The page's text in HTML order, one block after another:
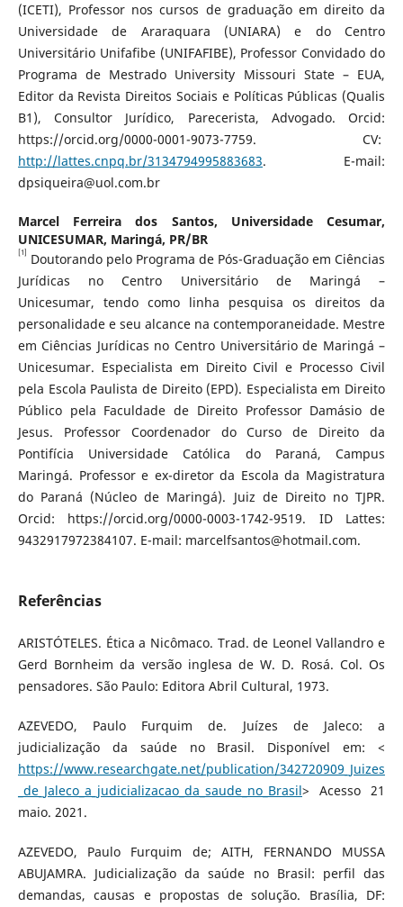
(ICETI), Professor nos cursos de graduação em direito da
Universidade de Araraquara (UNIARA) e do Centro
Universitário Unifafibe (UNIFAFIBE), Professor Convidado do
Programa de Mestrado University Missouri State – EUA,
Editor da Revista Direitos Sociais e Políticas Públicas (Qualis
B1), Consultor Jurídico, Parecerista, Advogado. Orcid:
https://orcid.org/0000-0001-9073-7759. CV:
http://lattes.cnpq.br/3134794995883683. E-mail:
dpsiqueira@uol.com.br
Marcel Ferreira dos Santos, Universidade Cesumar,
UNICESUMAR, Maringá, PR/BR
[1]
Doutorando pelo Programa de Pós-Graduação em Ciências
Jurídicas no Centro Universitário de Maringá –
Unicesumar, tendo como linha pesquisa os direitos da
personalidade e seu alcance na contemporaneidade. Mestre
em Ciências Jurídicas no Centro Universitário de Maringá –
Unicesumar. Especialista em Direito Civil e Processo Civil
pela Escola Paulista de Direito (EPD). Especialista em Direito
Público pela Faculdade de Direito Professor Damásio de
Jesus. Professor Coordenador do Curso de Direito da
Pontifícia Universidade Católica do Paraná, Campus
Maringá. Professor e ex-diretor da Escola da Magistratura
do Paraná (Núcleo de Maringá). Juiz de Direito no TJPR.
Orcid: https://orcid.org/0000-0003-1742-9519. ID Lattes:
9432917972384107. E-mail: marcelfsantos@hotmail.com.
Referências
ARISTÓTELES. Ética a Nicômaco. Trad. de Leonel Vallandro e
Gerd Bornheim da versão inglesa de W. D. Rosá. Col. Os
pensadores. São Paulo: Editora Abril Cultural, 1973.
AZEVEDO, Paulo Furquim de. Juízes de Jaleco: a
judicialização da saúde no Brasil. Disponível em: <
https://www.researchgate.net/publication/342720909_Juizes
_de_Jaleco_a_judicializacao_da_saude_no_Brasil> Acesso 21
maio. 2021.
AZEVEDO, Paulo Furquim de; AITH, FERNANDO MUSSA
ABUJAMRA. Judicialização da saúde no Brasil: perfil das
demandas, causas e propostas de solução. Brasília, DF: